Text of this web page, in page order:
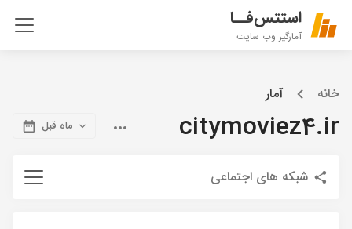
استتس‌فــا
آمارگیر وب سایت
خانه آمار
citymoviez4.ir ماه قبل
شبکه های اجتماعی